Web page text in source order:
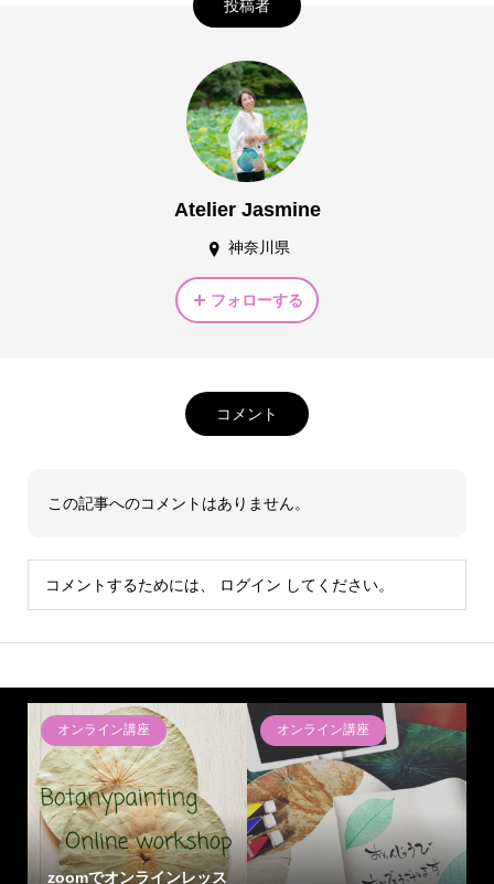
投稿者
Atelier Jasmine
神奈川県
フォローする
コメント
この記事へのコメントはありません。
コメントするためには、 ログイン してください。
オンライン講座
zoomでオンラインレッス
オンライン講座